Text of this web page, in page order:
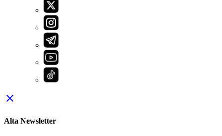
close
Alta Newsletter